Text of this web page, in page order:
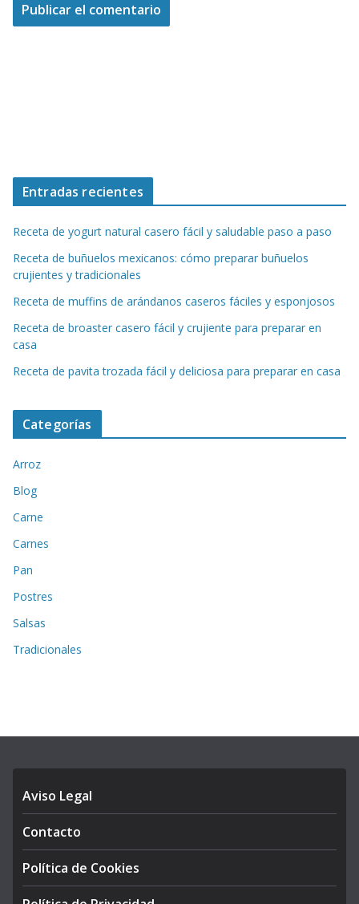
Entradas recientes
Receta de yogurt natural casero fácil y saludable paso a paso
Receta de buñuelos mexicanos: cómo preparar buñuelos
crujientes y tradicionales
Receta de muffins de arándanos caseros fáciles y esponjosos
Receta de broaster casero fácil y crujiente para preparar en
casa
Receta de pavita trozada fácil y deliciosa para preparar en casa
Categorías
Arroz
Blog
Carne
Carnes
Pan
Postres
Salsas
Tradicionales
Aviso Legal
Contacto
Política de Cookies